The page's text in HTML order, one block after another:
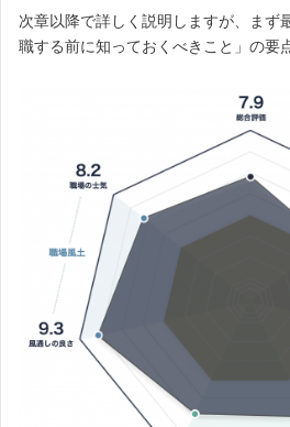
次章以降で詳しく説明しますが、まず
職する前に知っておくべきこと」の要